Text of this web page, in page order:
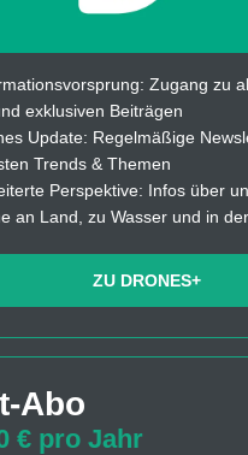
Zugang zu
exklusiven Beiträgen
Update: Regelmäßige
Trends & Themen
Perspektive: Infos über
an Land, zu Wasser und in
ZU DRONES+
Abo
€ pro Jahr